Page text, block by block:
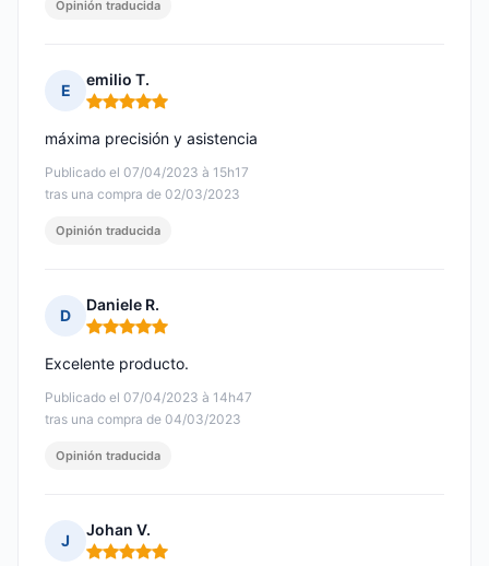
Opinión traducida
E
emilio T.
Nota: 5 de 5
Publicado el 07/04/2023 à 15h17
tras una compra de 02/03/2023
máxima precisión y asistencia
Opinión traducida
D
Daniele R.
Nota: 5 de 5
Publicado el 07/04/2023 à 14h47
tras una compra de 04/03/2023
Excelente producto.
Opinión traducida
J
Johan V.
Nota: 5 de 5